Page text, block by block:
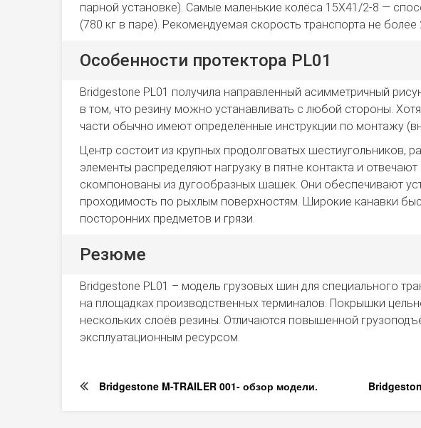
парной установке). Самые маленькие колёса 15X41/2-8 —
(780 кг в паре). Рекомендуемая скорость транспорта не более
Особенности протектора PL01
Bridgestone PL01 получила направленный асимметричный
в том, что резину можно устанавливать с любой стороны.
части обычно имеют определённые инструкции по монтажу
Центр состоит из крупных продолговатых шестиугольников,
элементы распределяют нагрузку в пятне контакта и
скомпонованы из дугообразных шашек. Они обеспечивают
проходимость по рыхлым поверхностям. Широкие канавки
посторонних предметов и грязи.
Резюме
Bridgestone PL01 – модель грузовых шин для специального
на площадках производственных терминалов. Покрышки
нескольких слоёв резины. Отличаются повышенной
эксплуатационным ресурсом.
Bridgestone M-TRAILER 001- обзор модели.